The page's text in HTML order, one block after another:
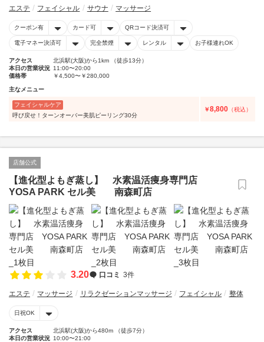
エステ フェイシャル サウナ マッサージ
クーポン有 カード可 QRコード決済可
電子マネー決済可 完全禁煙 レンタル お子様連れOK
アクセス
北浜駅(大阪)から1km （徒歩13分）
本日の営業状況 11:00〜20:00
価格帯
￥4,500〜￥280,000
主なメニュー
フェイシャルケア
呼び戻せ！ターンオーバー美肌ピーリング30分
￥8,800 （税込）
店舗公式
【進化型よもぎ蒸し】 水素温活痩身専門店
YOSA PARK セル美 南森町店
3.20 口コミ 3件
エステ マッサージ リラクゼーションマッサージ フェイシャル 整体
日祝OK
アクセス
北浜駅(大阪)から480m （徒歩7分）
本日の営業状況 10:00〜21:00